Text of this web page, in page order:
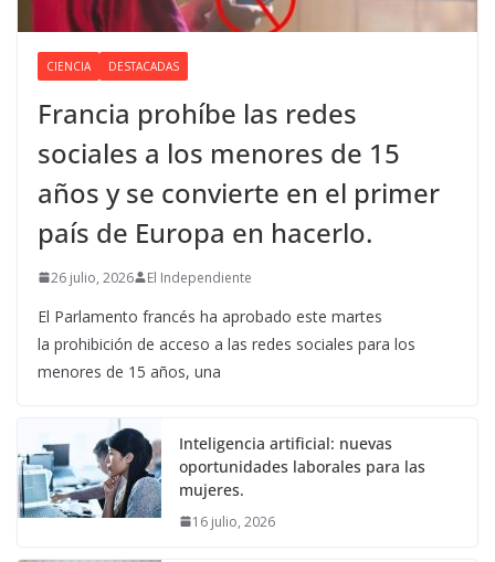
CIENCIA DESTACADAS
Francia prohíbe las redes
sociales a los menores de 15
años y se convierte en el primer
país de Europa en hacerlo.
26 julio, 2026 El Independiente
El Parlamento francés ha aprobado este martes
la prohibición de acceso a las redes sociales para los
menores de 15 años, una
Inteligencia artificial: nuevas
oportunidades laborales para las
mujeres.
16 julio, 2026